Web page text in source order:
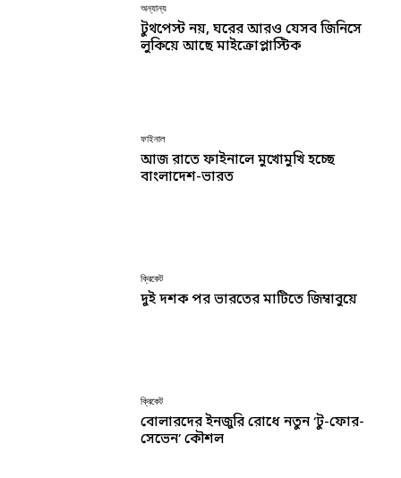
অন্যান্য
টুথপেস্ট নয়, ঘরের আরও যেসব জিনিসে
লুকিয়ে আছে মাইক্রোপ্লাস্টিক
ফাইনাল
আজ রাতে ফাইনালে মুখোমুখি হচ্ছে
বাংলাদেশ-ভারত
ক্রিকেট
দুই দশক পর ভারতের মাটিতে জিম্বাবুয়ে
ক্রিকেট
বোলারদের ইনজুরি রোধে নতুন ‘টু-ফোর-
সেভেন’ কৌশল